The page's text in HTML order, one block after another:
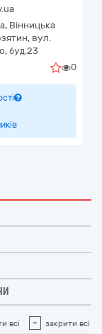
, Вінницька
вул.
буд.23
0
всі - закрити всі